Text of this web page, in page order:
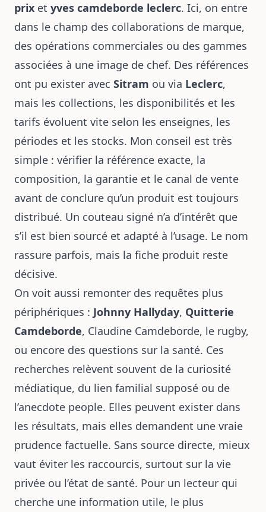
prix et yves camdeborde leclerc. Ici, on entre
dans le champ des collaborations de marque,
des opérations commerciales ou des gammes
associées à une image de chef. Des références
ont pu exister avec Sitram ou via Leclerc,
mais les collections, les disponibilités et les
tarifs évoluent vite selon les enseignes, les
périodes et les stocks. Mon conseil est très
simple : vérifier la référence exacte, la
composition, la garantie et le canal de vente
avant de conclure qu’un produit est toujours
distribué. Un couteau signé n’a d’intérêt que
s’il est bien sourcé et adapté à l’usage. Le nom
rassure parfois, mais la fiche produit reste
décisive.
On voit aussi remonter des requêtes plus
périphériques : Johnny Hallyday, Quitterie
Camdeborde, Claudine Camdeborde, le rugby,
ou encore des questions sur la santé. Ces
recherches relèvent souvent de la curiosité
médiatique, du lien familial supposé ou de
l’anecdote people. Elles peuvent exister dans
les résultats, mais elles demandent une vraie
prudence factuelle. Sans source directe, mieux
vaut éviter les raccourcis, surtout sur la vie
privée ou l’état de santé. Pour un lecteur qui
cherche une information utile, le plus